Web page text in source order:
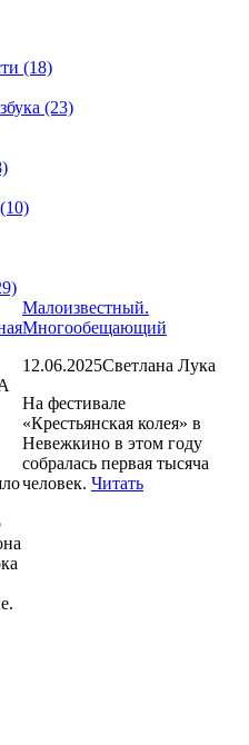
(18)
(23)
Малоизвестный.
Многообещающий
12.06.2025Светлана Лука
На фестивале
«Крестьянская колея» в
Невежкино в этом году
собралась первая тысяча
человек. Читать